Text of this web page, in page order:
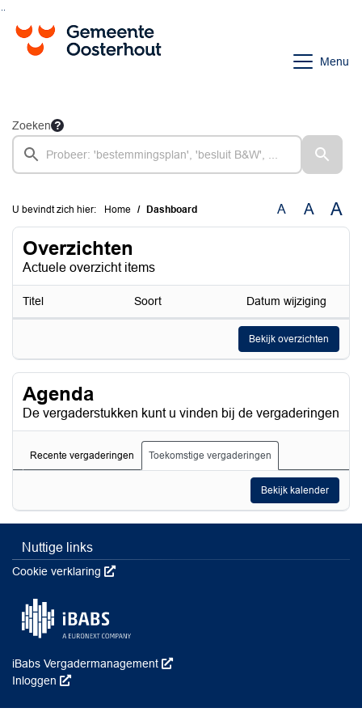
Menu
Zoeken
U bevindt zich hier: Home Dashboard A A A
Overzichten
Actuele overzicht items
Titel Soort Datum wijziging
Bekijk overzichten
Agenda
De vergaderstukken kunt u vinden bij de vergaderingen
Recente vergaderingen Toekomstige vergaderingen
Bekijk kalender
Nuttige links
Cookie verklaring Deze link wordt in een nieuw venster geopend
iBabs Vergadermanagement Deze link wordt in een nieuw venster
Inloggen Deze link wordt in een nieuw venster geopend